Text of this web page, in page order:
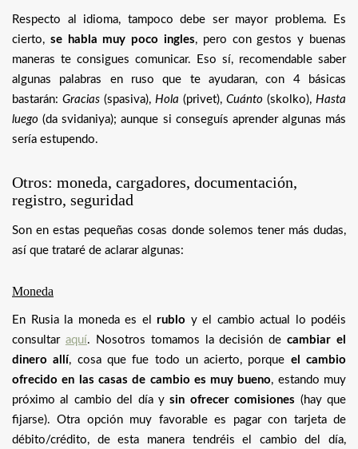
Respecto al idioma, tampoco debe ser mayor problema. Es
cierto, se habla muy poco ingles, pero con gestos y buenas
maneras te consigues comunicar. Eso sí, recomendable saber
algunas palabras en ruso que te ayudaran, con 4 básicas
bastarán: Gracias (spasiva), Hola (privet), Cuánto (skolko), Hasta
luego (da svidaniya); aunque si conseguís aprender algunas más
sería estupendo.
Otros: moneda, cargadores, documentación,
registro, seguridad
Son en estas pequeñas cosas donde solemos tener más dudas,
así que trataré de aclarar algunas:
Moneda
En Rusia la moneda es el rublo y el cambio actual lo podéis
consultar aquí. Nosotros tomamos la decisión decambiar el
dinero allí, cosa que fue todo un acierto, porque el cambio
ofrecido en las casas de cambio es muy bueno, estando muy
próximo al cambio del día ysin ofrecer comisiones (hay que
fijarse). Otra opción muy favorable es pagar con tarjeta de
débito/crédito, de esta manera tendréis el cambio del día,